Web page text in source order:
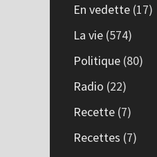
En vedette (17)
La vie (574)
Politique (80)
Radio (22)
Recette (7)
Recettes (7)